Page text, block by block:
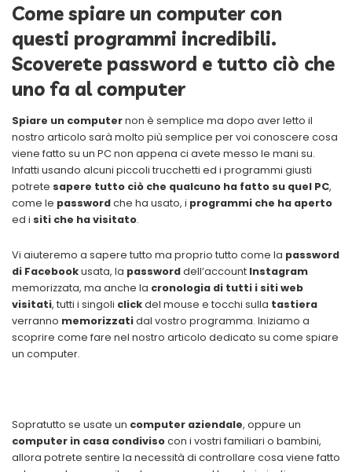
Come spiare un computer con
questi programmi incredibili.
Scoverete password e tutto ciò che
uno fa al computer
Spiare un computernon è semplice ma dopo aver letto il
nostro articolo sarà molto più semplice per voi conoscere cosa
viene fatto su un PC non appena ci avete messo le mani su.
Infatti usando alcuni piccoli trucchetti ed i programmi giusti
potrete sapere tutto ciò che qualcuno ha fatto su quel PC,
come le passwordche ha usato, i programmi che ha aperto
ed i siti che ha visitato.
Vi aiuteremo a sapere tutto ma proprio tutto come la password
di Facebookusata, la passworddell’account Instagram
memorizzata, ma anche la cronologia di tutti i siti web
visitati, tutti i singoli clickdel mouse e tocchi sulla tastiera
verranno memorizzatidal vostro programma. Iniziamo a
scoprire come fare nel nostro articolo dedicato su come spiare
un computer.
Sopratutto se usate un computer aziendale, oppure un
computer in casa condivisocon i vostri familiari o bambini,
allora potrete sentire la necessità di controllare cosa viene fatto